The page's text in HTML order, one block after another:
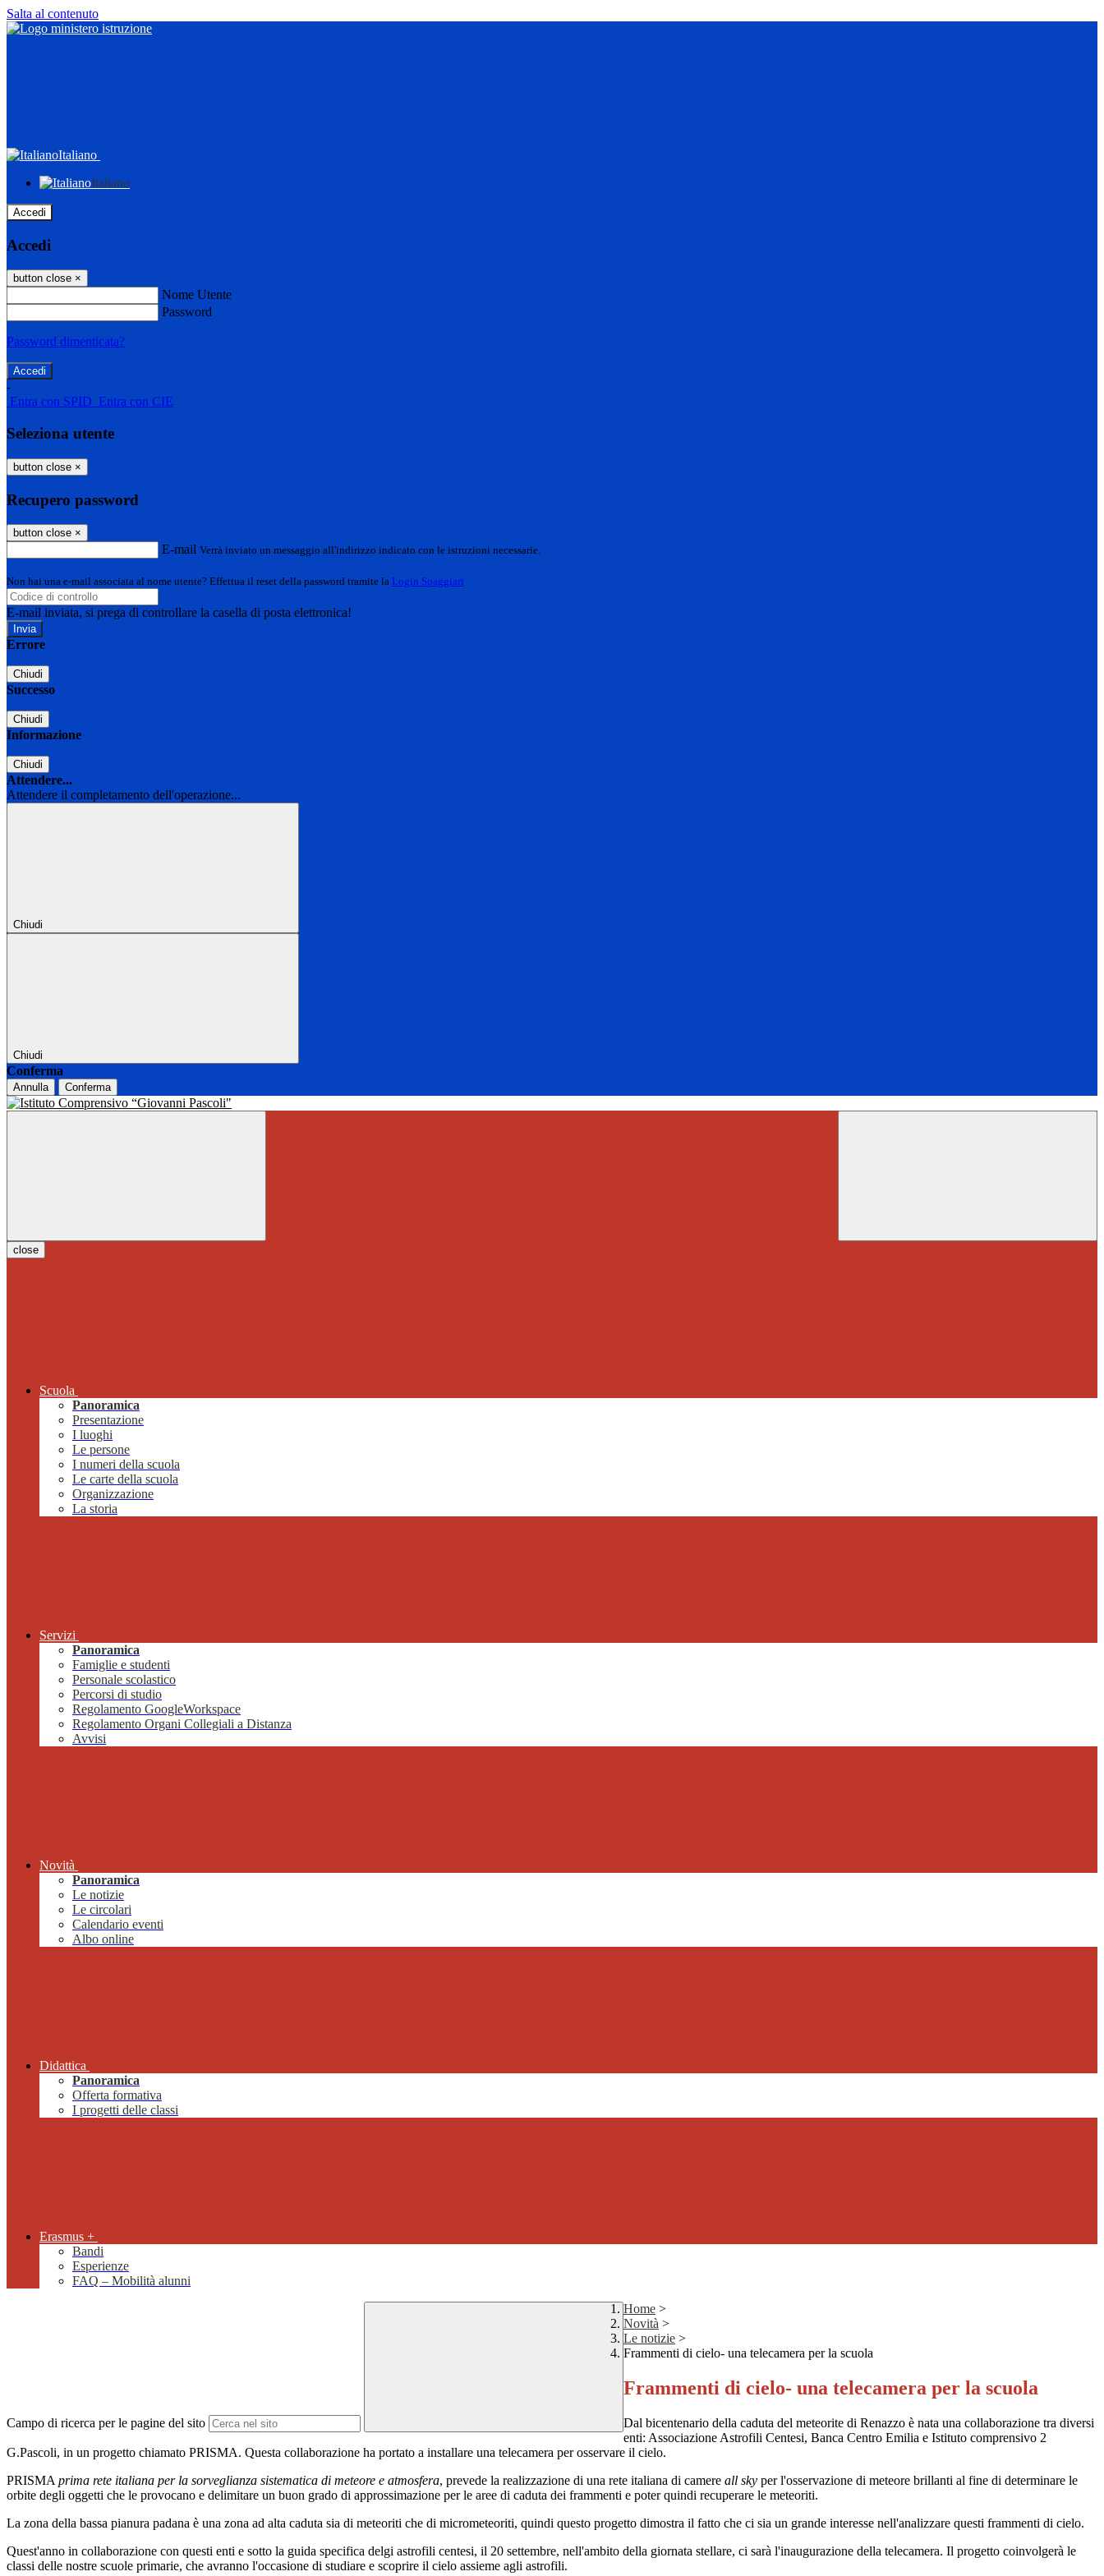
Salta al contenuto
Italiano
Italiano
Accedi
Accedi
button close ×
Nome Utente
Password
Password dimenticata?
-
Entra con SPID Entra con CIE
Seleziona utente
button close ×
Recupero password
button close ×
E-mail Verrà inviato un messaggio all'indirizzo indicato con le istruzioni necessarie.
Non hai una e-mail associata al nome utente? Effettua il reset della password tramite la Login Spaggiari
E-mail inviata, si prega di controllare la casella di posta elettronica!
Errore
Chiudi
Successo
Chiudi
Informazione
Chiudi
Attendere...
Attendere il completamento dell'operazione...
Chiudi
Chiudi
Conferma
Annulla Conferma
close
Scuola
Panoramica
Presentazione
I luoghi
Le persone
I numeri della scuola
Le carte della scuola
Organizzazione
La storia
Servizi
Panoramica
Famiglie e studenti
Personale scolastico
Percorsi di studio
Regolamento GoogleWorkspace
Regolamento Organi Collegiali a Distanza
Avvisi
Novità
Panoramica
Le notizie
Le circolari
Calendario eventi
Albo online
Didattica
Panoramica
Offerta formativa
I progetti delle classi
Erasmus +
Bandi
Esperienze
FAQ – Mobilità alunni
Campo di ricerca per le pagine del sito
Home >
Novità >
Le notizie >
Frammenti di cielo- una telecamera per la scuola
Frammenti di cielo- una telecamera per la scuola
Dal bicentenario della caduta del meteorite di Renazzo è nata una collaborazione tra diversi
enti: Associazione Astrofili Centesi, Banca Centro Emilia e Istituto comprensivo 2
G.Pascoli, in un progetto chiamato PRISMA. Questa collaborazione ha portato a installare una telecamera per osservare il cielo.
PRISMA prima rete italiana per la sorveglianza sistematica di meteore e atmosfera, prevede la realizzazione di una rete italiana di camere all sky per l'osservazione di meteore brillanti al fine di determinare le
orbite degli oggetti che le provocano e delimitare un buon grado di approssimazione per le aree di caduta dei frammenti e poter quindi recuperare le meteoriti.
La zona della bassa pianura padana è una zona ad alta caduta sia di meteoriti che di micrometeoriti, quindi questo progetto dimostra il fatto che ci sia un grande interesse nell'analizzare questi frammenti di cielo.
Quest'anno in collaborazione con questi enti e sotto la guida specifica delgi astrofili centesi, il 20 settembre, nell'ambito della giornata stellare, ci sarà l'inaugurazione della telecamera. Il progetto coinvolgerà le
classi delle nostre scuole primarie, che avranno l'occasione di studiare e scoprire il cielo assieme agli astrofili.